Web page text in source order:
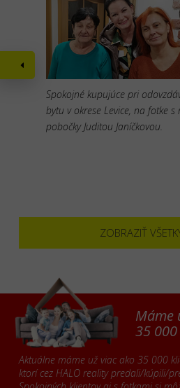
Spokojné kupujúce pri
bytu v okrese Levice, na fotke
pobočky Juditou Janíčkovou.
ZOBRAZIŤ
Máme
35
Aktuálne máme už viac ako 35 000
ktorí cez HALO reality predali/kúpili/